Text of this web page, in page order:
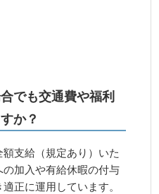
でも交通費や福利
か？
支給（規定あり）いた
加入や有給休暇の付与
正に運用しています。